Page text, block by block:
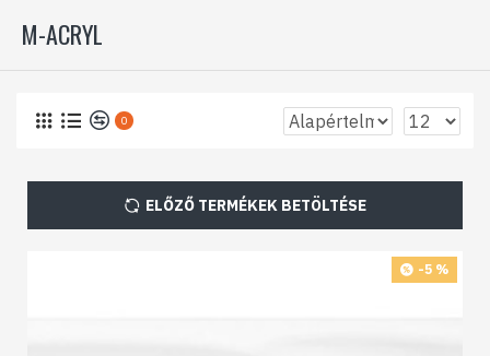
M-ACRYL
0
ELŐZŐ TERMÉKEK BETÖLTÉSE
-5 %